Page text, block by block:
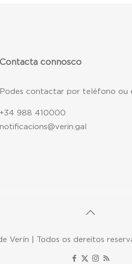
Contacta connosco
Podes contactar por teléfono ou
+34 988 410000
notificacions@verin.gal
Verín | Todos os dereitos